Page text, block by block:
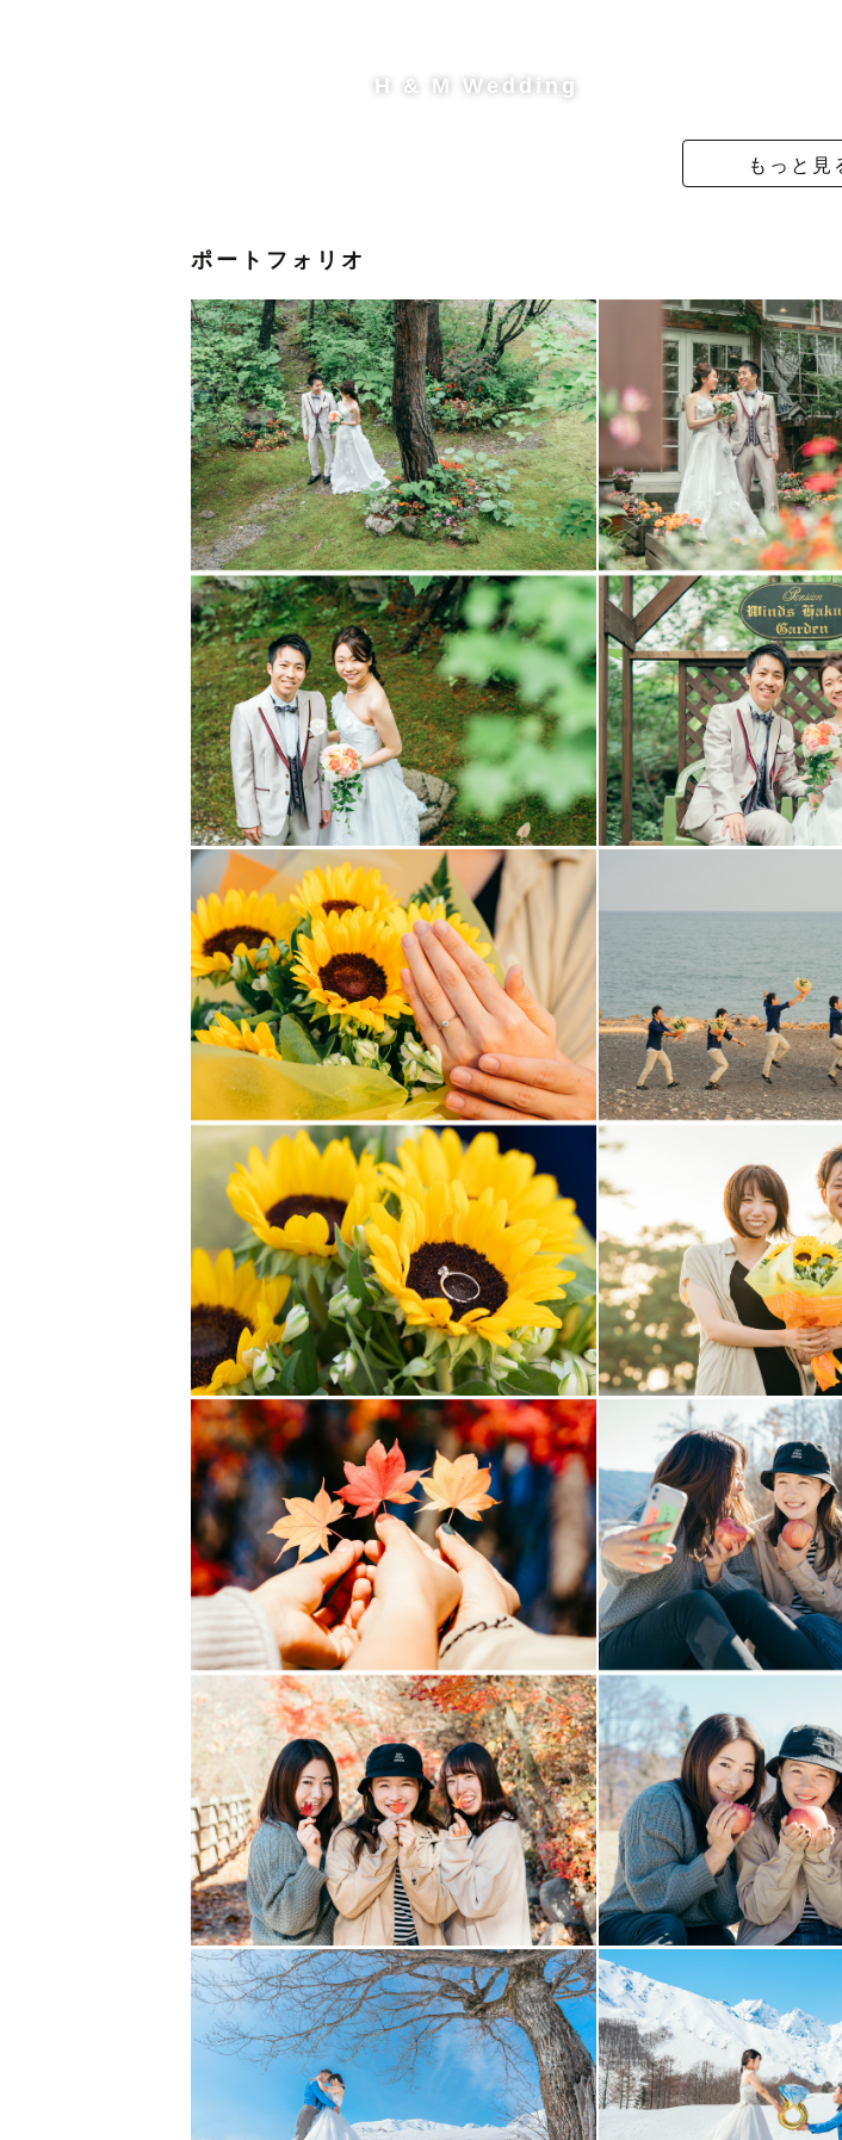
長野県白馬村在住のため、撮影地が居住地から離れている場合、
新潟県　1000円～1万5000円
交通費についてだけ問い合わせでも大丈夫ですので、お気軽にご相
遠方の場合は、日程や交通費についてご相談させていただきたいと
平日の撮影も対応可能ですのでお気軽に相談ください◎
予定が〇になっていても前後の撮影の関係で
移動時間等でご依頼をお受けできない場合がございます。ご了承く
【のっぽってどんな人～??】
埼玉県出身で、海外を半年間10ヵ国旅した後、白馬村の美しさに
魅了され移住しました！
打ち解けやすい、話しやすいってすごく言われます！
地方の幸せな瞬間をしっかりと残せるように頑張っていきます！
【撮影に込めている想い】
写真を通して世界に幸せを増やしたい。
世界を旅している最中に発展途上国を訪問しました。
時給80円、技術や娯楽も少なく物質的にも貧しい国。
それでも現地の人たちの笑顔はすごく輝いていて、
まっすぐできれいな笑顔をしていました。
その笑顔に触れたとき、自分の中である気持ちに出会いました。
なにげない日常や笑顔が何よりも大切でいとおしいものなのだと。
誰しもが持っている幸せな瞬間、幸せな日常、大切な時間。
自分はその幸せを写真として形に残したい。
写真を通して世界に幸せを増やしたい。
そういった想いで撮影しています。
【Introduction】
Hello! My name is Noppo and I’m living in Hakuba which is
I can speak both Japanese and English, so please feel free
We have a service call "Capture my Japan" for English
So if you don't speak Japanese, please order from Capture
https://capturemy.jp/
H & M Wedding
もっと見
ポートフォリオ